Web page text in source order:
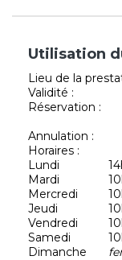
Utilisation
Lieu de la
Validité :
Réservation :
Annulation :
Horaires :
Lundi
Mardi
Mercredi
Jeudi
Vendredi
Samedi
Dimanche